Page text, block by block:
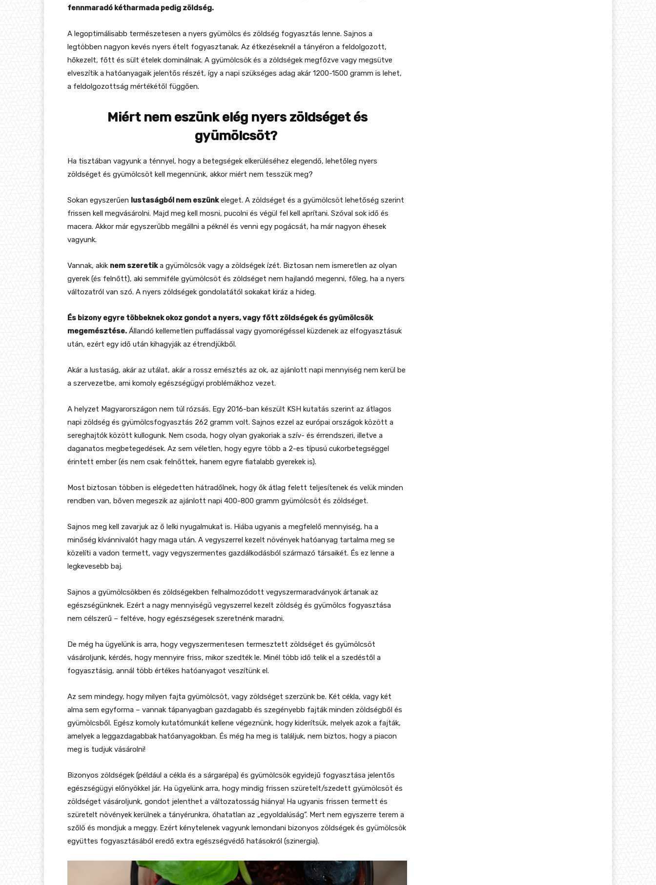
fennmaradó kétharmada pedig zöldség.
A legoptimálisabb természetesen a nyers gyümölcs és zöldség fogyasztás lenne. Sajnos a
legtöbben nagyon kevés nyers ételt fogyasztanak. Az étkezéseknél a tányéron a feldolgozott,
hőkezelt, főtt és sült ételek dominálnak. A gyümölcsök és a zöldségek megfőzve vagy megsütve
elveszítik a hatóanyagaik jelentős részét, így a napi szükséges adag akár 1200-1500 gramm is lehet,
a feldolgozottság mértékétől függően.
Miért nem eszünk elég nyers zöldséget és
gyümölcsöt?
Ha tisztában vagyunk a ténnyel, hogy a betegségek elkerüléséhez elegendő, lehetőleg nyers
zöldséget és gyümölcsöt kell megennünk, akkor miért nem tesszük meg?
Sokan egyszerűen lustaságból nem eszünkeleget. A zöldséget és a gyümölcsöt lehetőség szerint
frissen kell megvásárolni. Majd meg kell mosni, pucolni és végül fel kell aprítani. Szóval sok idő és
macera. Akkor már egyszerűbb megállni a péknél és venni egy pogácsát, ha már nagyon éhesek
vagyunk.
Vannak, akik nem szeretika gyümölcsök vagy a zöldségek ízét. Biztosan nem ismeretlen az olyan
gyerek (és felnőtt), aki semmiféle gyümölcsöt és zöldséget nem hajlandó megenni, főleg, ha a nyers
változatról van szó. A nyers zöldségek gondolatától sokakat kiráz a hideg.
És bizony egyre többeknek okoz gondot a nyers, vagy főtt zöldségek és gyümölcsök
megemésztése. Állandó kellemetlen puffadással vagy gyomorégéssel küzdenek az elfogyasztásuk
után, ezért egy idő után kihagyják az étrendjükből.
Akár a lustaság, akár az utálat, akár a rossz emésztés az ok, az ajánlott napi mennyiség nem kerül be
a szervezetbe, ami komoly egészségügyi problémákhoz vezet.
A helyzet Magyarországon nem túl rózsás. Egy 2016-ban készült KSH kutatás szerint az átlagos
napi zöldség és gyümölcsfogyasztás 262 gramm volt. Sajnos ezzel az európai országok között a
sereghajtók között kullogunk. Nem csoda, hogy olyan gyakoriak a szív- és érrendszeri, illetve a
daganatos megbetegedések. Az sem véletlen, hogy egyre több a 2-es típusú cukorbetegséggel
érintett ember (és nem csak felnőttek, hanem egyre fiatalabb gyerekek is).
Most biztosan többen is elégedetten hátradőlnek, hogy ők átlag felett teljesítenek és velük minden
rendben van, bőven megeszik az ajánlott napi 400-800 gramm gyümölcsöt és zöldséget.
Sajnos meg kell zavarjuk az ő lelki nyugalmukat is. Hiába ugyanis a megfelelő mennyiség, ha a
minőség kívánnivalót hagy maga után. A vegyszerrel kezelt növények hatóanyag tartalma meg se
közelíti a vadon termett, vagy vegyszermentes gazdálkodásból származó társaikét. És ez lenne a
legkevesebb baj.
Sajnos a gyümölcsökben és zöldségekben felhalmozódott vegyszermaradványok ártanak az
egészségünknek. Ezért a nagy mennyiségű vegyszerrel kezelt zöldség és gyümölcs fogyasztása
nem célszerű – feltéve, hogy egészségesek szeretnénk maradni.
De még ha ügyelünk is arra, hogy vegyszermentesen termesztett zöldséget és gyümölcsöt
vásároljunk, kérdés, hogy mennyire friss, mikor szedték le. Minél több idő telik el a szedéstől a
fogyasztásig, annál több értékes hatóanyagot veszítünk el.
Az sem mindegy, hogy milyen fajta gyümölcsöt, vagy zöldséget szerzünk be. Két cékla, vagy két
alma sem egyforma – vannak tápanyagban gazdagabb és szegényebb fajták minden zöldségből és
gyümölcsből. Egész komoly kutatómunkát kellene végeznünk, hogy kiderítsük, melyek azok a fajták,
amelyek a leggazdagabbak hatóanyagokban. És még ha meg is találjuk, nem biztos, hogy a piacon
meg is tudjuk vásárolni!
Bizonyos zöldségek (például a cékla és a sárgarépa) és gyümölcsök egyidejű fogyasztása jelentős
egészségügyi előnyökkel jár. Ha ügyelünk arra, hogy mindig frissen szüretelt/szedett gyümölcsöt és
zöldséget vásároljunk, gondot jelenthet a változatosság hiánya! Ha ugyanis frissen termett és
szüretelt növények kerülnek a tányérunkra, óhatatlan az „egyoldalúság”. Mert nem egyszerre terem a
szőlő és mondjuk a meggy. Ezért kénytelenek vagyunk lemondani bizonyos zöldségek és gyümölcsök
együttes fogyasztásából eredő extra egészségvédő hatásokról (szinergia).